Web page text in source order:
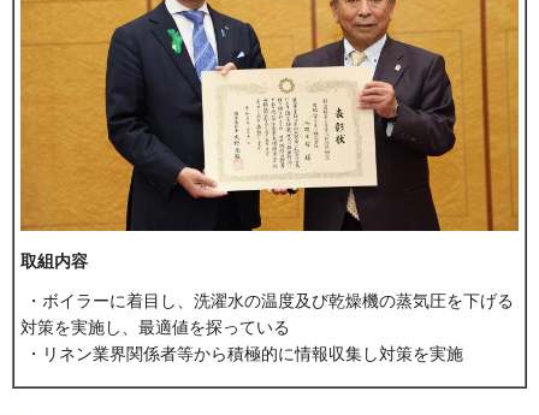
取組内容
・ボイラーに着目し、洗濯水の温度及び乾燥機の蒸気圧を下げる
対策を実施し、最適値を探っている
・リネン業界関係者等から積極的に情報収集し対策を実施